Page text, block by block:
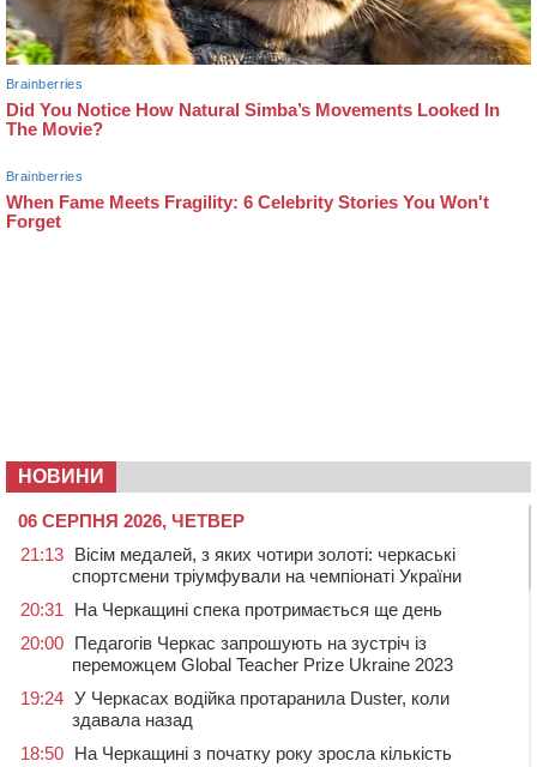
НОВИНИ
06 СЕРПНЯ 2026, ЧЕТВЕР
21:13 Вісім медалей, з яких чотири золоті: черкаські
спортсмени тріумфували на чемпіонаті України
20:31
На Черкащині спека протримається ще день
20:00 Педагогів Черкас запрошують на зустріч із
переможцем Global Teacher Prize Ukraine 2023
19:24 У Черкасах водійка протаранила Duster, коли
здавала назад
18:50 На Черкащині з початку року зросла кількість